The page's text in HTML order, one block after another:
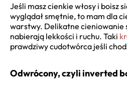
Jeśli masz cienkie włosy i boisz
wyglądał smętnie, to mam dla
warstwy. Delikatne cieniowanie
nabierają lekkości i ruchu. Taki
prawdziwy cudotwórca jeśli
Odwrócony, czyli inverted